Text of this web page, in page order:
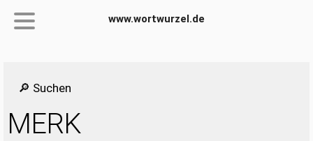
www.wortwurzel.de
🔎 Suchen
MERK